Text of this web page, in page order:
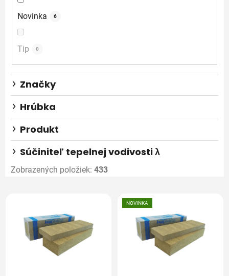
v
Novinka 6
Tip 0
Značky
Hrúbka
Produkt
Súčiniteľ tepelnej vodivosti λ
Zobrazených položiek: 433
NOVINKA